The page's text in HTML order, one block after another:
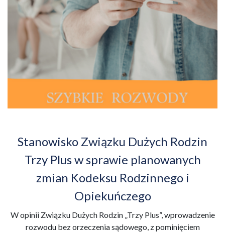
Stanowisko Związku Dużych Rodzin
Trzy Plus w sprawie planowanych
zmian Kodeksu Rodzinnego i
Opiekuńczego
W opinii Związku Dużych Rodzin „Trzy Plus”, wprowadzenie
rozwodu bez orzeczenia sądowego, z pominięciem